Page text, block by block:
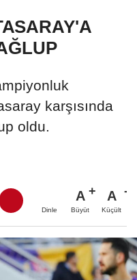
karşısında
oldu.
Dinle
A
Büyüt
A
Küçült